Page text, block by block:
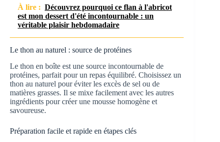
À lire : Découvrez pourquoi ce flan à l'abricot
est mon dessert d'été incontournable : un
véritable plaisir hebdomadaire
Le thon au naturel : source de protéines
Le thon en boîte est une source incontournable de
protéines, parfait pour un repas équilibré. Choisissez un
thon au naturel pour éviter les excès de sel ou de
matières grasses. Il se mixe facilement avec les autres
ingrédients pour créer une mousse homogène et
savoureuse.
Préparation facile et rapide en étapes clés